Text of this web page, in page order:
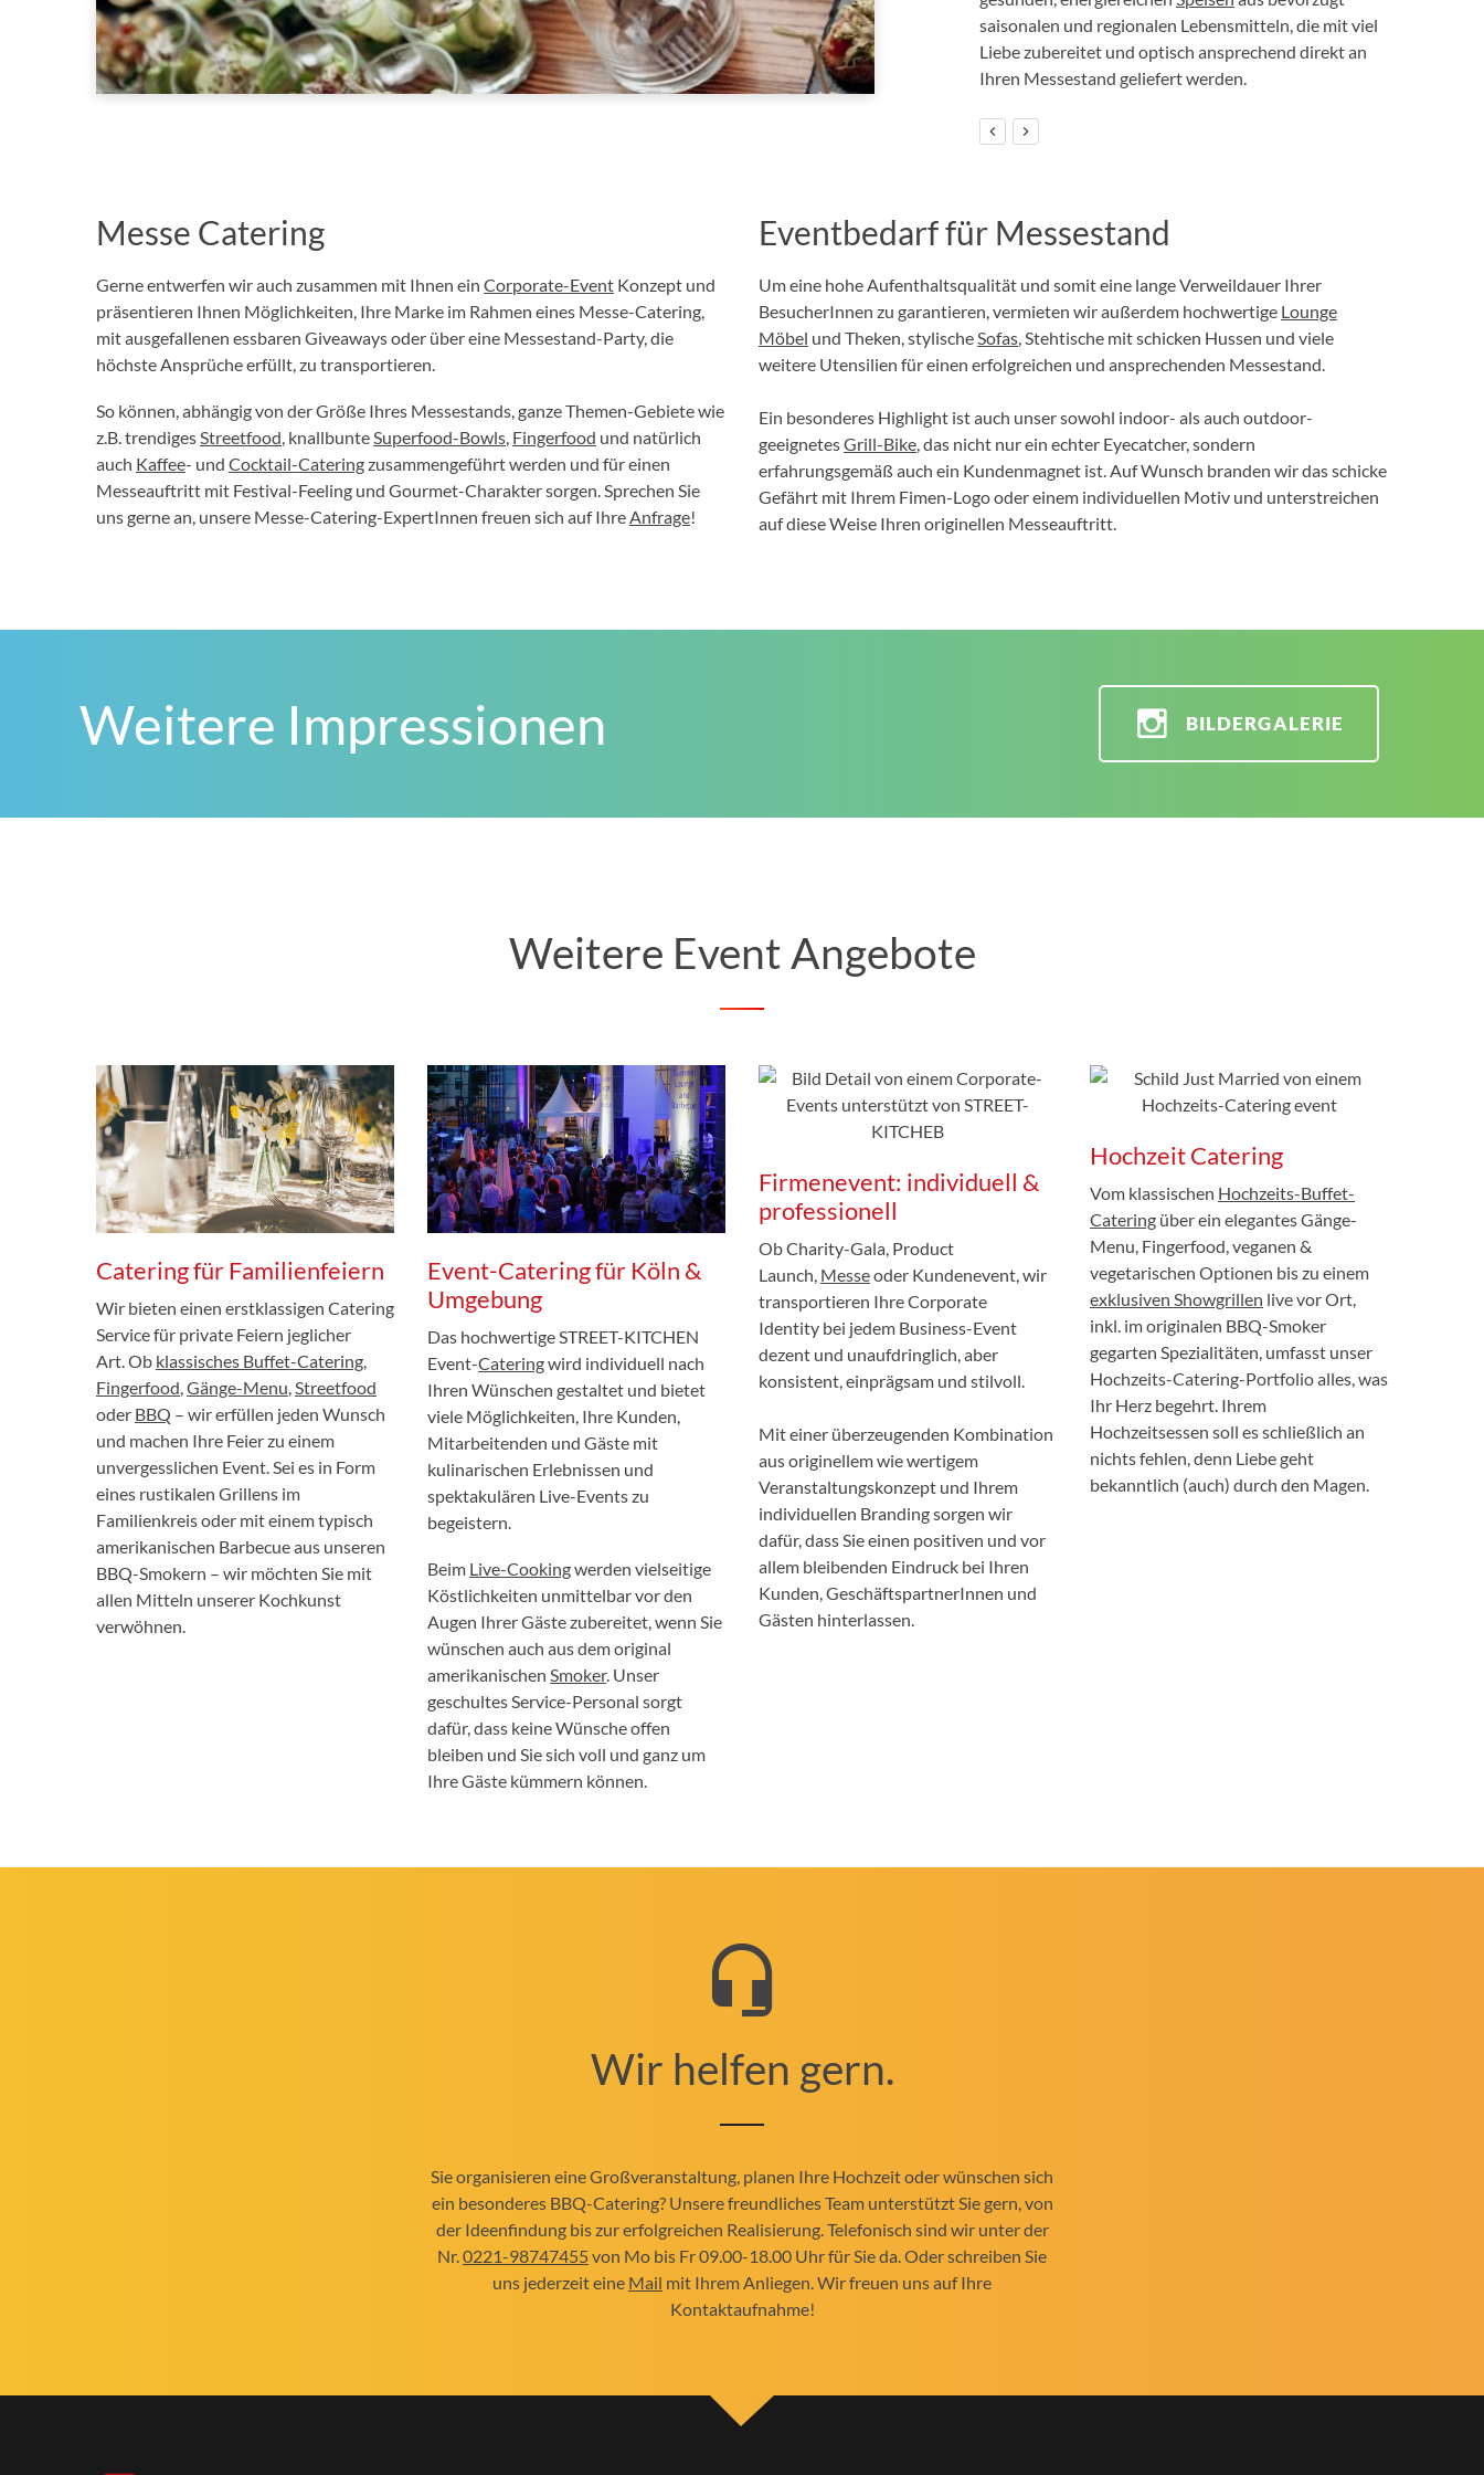
saisonalen und regionalen Lebensmitteln, die mit viel
Liebe zubereitet und optisch ansprechend direkt an
Ihren Messestand geliefert werden.
Messe Catering
Gerne entwerfen wir auch zusammen mit Ihnen ein Corporate-Event Konzept und
präsentieren Ihnen Möglichkeiten, Ihre Marke im Rahmen eines Messe-Catering,
mit ausgefallenen essbaren Giveaways oder über eine Messestand-Party, die
höchste Ansprüche erfüllt, zu transportieren.
So können, abhängig von der Größe Ihres Messestands, ganze Themen-Gebiete wie
z.B. trendigesStreetfood, knallbunteSuperfood-Bowls, Fingerfood und natürlich
auch Kaffee- und Cocktail-Cateringzusammengeführt werden und für einen
Messeauftritt mit Festival-Feeling und Gourmet-Charakter sorgen. Sprechen Sie
uns gerne an, unsere Messe-Catering-ExpertInnen freuen sich auf IhreAnfrage!
Eventbedarf für Messestand
Um eine hohe Aufenthaltsqualität und somit eine lange Verweildauer Ihrer
BesucherInnen zu garantieren, vermieten wir außerdem hochwertige Lounge
Möbel und Theken, stylischeSofas, Stehtische mit schicken Hussen und viele
weitere Utensilien für einen erfolgreichen und ansprechenden Messestand.
Ein besonderes Highlight ist auch unser sowohl indoor- als auch outdoor-
geeignetesGrill-Bike, das nicht nur ein echter Eyecatcher, sondern
erfahrungsgemäß auch ein Kundenmagnet ist. Auf Wunsch branden wir das schicke
Gefährt mit Ihrem Fimen-Logo oder einem individuellen Motiv und unterstreichen
auf diese Weise Ihren originellen Messeauftritt.
Weitere Impressionen BILDERGALERIE
Weitere Event Angebote
Catering für Familienfeiern
Wir bieten einen erstklassigen Catering
Service für private Feiern jeglicher
Art. Ob klassisches Buffet-Catering
Fingerfood Gänge-Menu Streetfood
oder BBQ – wir erfüllen jeden Wunsch
und machen Ihre Feier zu einem
unvergesslichen Event. Sei es in Form
eines rustikalen Grillens im
Familienkreis oder mit einem typisch
amerikanischen Barbecue aus unseren
BBQ-Smokern – wir möchten Sie mit
allen Mitteln unserer Kochkunst
verwöhnen.
Event-Catering für Köln &
Umgebung
Das hochwertige STREET-KITCHEN
Event-Cateringwird individuell nach
Ihren Wünschen gestaltet und bietet
viele Möglichkeiten, Ihre Kunden,
Mitarbeitenden und Gäste mit
kulinarischen Erlebnissen und
spektakulären Live-Events zu
begeistern.
Beim Live-Cookingwerden vielseitige
Köstlichkeiten unmittelbar vor den
Augen Ihrer Gäste zubereitet, wenn Sie
wünschen auch aus dem original
amerikanischen Smoker. Unser
geschultes Service-Personal sorgt
dafür, dass keine Wünsche offen
bleiben und Sie sich voll und ganz um
Ihre Gäste kümmern können.
Firmenevent: individuell &
professionell
Ob Charity-Gala, Product
Launch, Messeoder Kundenevent, wir
transportieren Ihre Corporate
Identity bei jedem Business-Event
dezent und unaufdringlich, aber
konsistent, einprägsam und stilvoll.
Mit einer überzeugenden Kombination
aus originellem wie wertigem
Veranstaltungskonzept und Ihrem
individuellen Branding sorgen wir
dafür, dass Sie einen positiven und vor
allem bleibenden Eindruck bei Ihren
Kunden, GeschäftspartnerInnen und
Gästen hinterlassen.
Hochzeit Catering
Vom klassischen Hochzeits-Buffet-
Catering über ein elegantes Gänge-
Menu, Fingerfood, veganen &
vegetarischen Optionen bis zu einem
exklusiven Showgrillen live vor Ort,
inkl. im originalen BBQ-Smoker
gegarten Spezialitäten, umfasst unser
Hochzeits-Catering-Portfolio alles, was
Ihr Herz begehrt. Ihrem
Hochzeitsessen soll es schließlich an
nichts fehlen, denn Liebe geht
bekanntlich (auch) durch den Magen.
Wir helfen gern.
Sie organisieren eine Großveranstaltung, planen Ihre Hochzeit oder wünschen sich
ein besonderes BBQ-Catering? Unsere freundliches Team unterstützt Sie gern, von
der Ideenfindung bis zur erfolgreichen Realisierung. Telefonisch sind wir unter der
Nr. 0221-98747455von Mo bis Fr 09.00-18.00 Uhr für Sie da. Oder schreiben Sie
uns jederzeit eine Mail mit Ihrem Anliegen. Wir freuen uns auf Ihre
Kontaktaufnahme!